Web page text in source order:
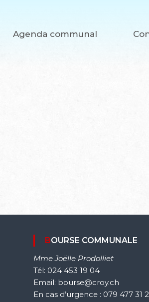
Agenda communal
BOURSE COMMUNALE
Mme Joëlle Prodolliet
Tél: 024 453 19 04
Email: bourse@croy.ch
En cas d’urgence : 079 477 31